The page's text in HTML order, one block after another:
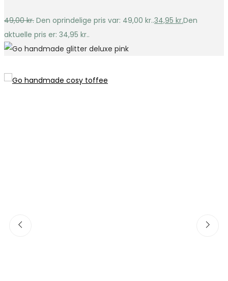
49,00kr. Den oprindelige pris var: 49,00 kr..34,95 kr.Den
aktuelle pris er: 34,95 kr..